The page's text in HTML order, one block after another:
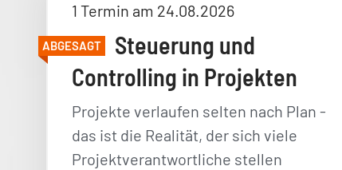
1 Termin am 24.08.2026
ABGESAGT
Steuerung und
Controlling in Projekten
Projekte verlaufen selten nach Plan -
das ist die Realität, der sich viele
Projektverantwortliche stellen